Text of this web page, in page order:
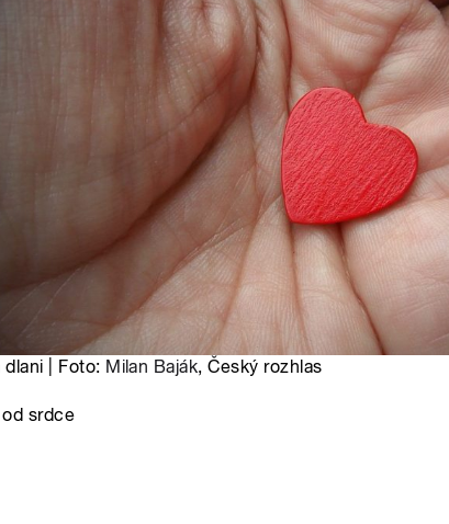
dlani | Foto: Milan Baják, Český rozhlas
srdce